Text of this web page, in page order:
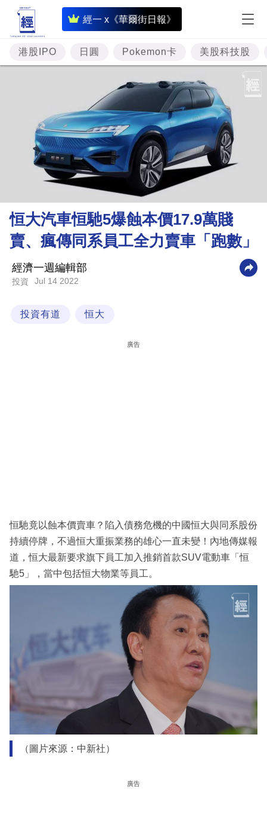
經一 x《華爾街日報》
即
時
財
經
投
資
樓
市
理
財
商
業
科
區
港股IPO 日圓 Pokemon卡 美股科技股
恒大汽車恒馳5爆蝕本價17.9萬賤
賣、瘋傳同系員工全力賣車「跑數」
經濟一週編輯部
投資 Jul 14 2022
投資有道 恒大
廣告
恒馳竟以蝕本價賣車？陷入債務危機的中國恒大與同系股份
持續停牌，不過恒大重振業務的雄心一直未變！內地傳媒報
道，恒大最新要求旗下員工加入推銷首款SUV電動車「恒
馳5」，當中包括恒大物業等員工。
（圖片來源：中新社）
廣告